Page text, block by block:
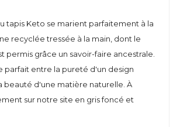
tapis Keto se marient parfaitement à la
recyclée tressée à la main, dont le
permis grâce un savoir-faire ancestrale.
parfait entre la pureté d'un design
beauté d'une matière naturelle. À
sur notre site en gris foncé et